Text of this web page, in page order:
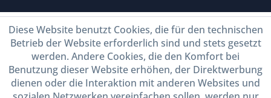
Diese Website benutzt Cookies, die für den technischen
Betrieb der Website erforderlich sind und stets gesetzt
werden. Andere Cookies, die den Komfort bei
Benutzung dieser Website erhöhen, der Direktwerbung
dienen oder die Interaktion mit anderen Websites und